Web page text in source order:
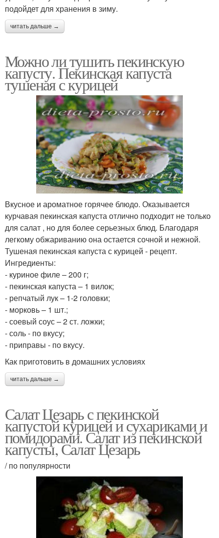
подойдет для хранения в зиму.
читать дальше →
Можно ли тушить пекинскую
капусту. Пекинская капуста
тушеная с курицей
Вкусное и ароматное горячее блюдо. Оказывается
курчавая пекинская капуста отлично подходит не только
для салат , но для более серьезных блюд. Благодаря
легкому обжариванию она остается сочной и нежной.
Тушеная пекинская капуста с курицей - рецепт.
Ингредиенты:
- куриное филе – 200 г;
- пекинская капуста – 1 вилок;
- репчатый лук – 1-2 головки;
- морковь – 1 шт.;
- соевый соус – 2 ст. ложки;
- соль - по вкусу;
- приправы - по вкусу.
Как приготовить в домашних условиях
читать дальше →
Салат Цезарь с пекинской
капустой курицей и сухариками и
помидорами. Салат из пекинской
капусты, Салат Цезарь
/ по популярности